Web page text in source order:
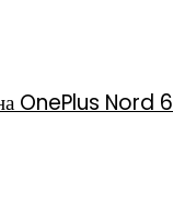
OnePlus Nord 6